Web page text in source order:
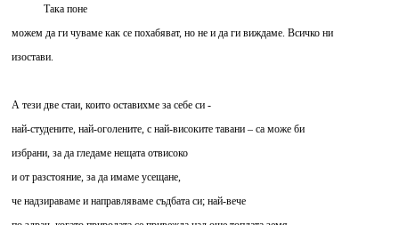
Така поне
можем да ги чуваме как се похабяват, но не и да ги виждаме. Всичко ни
изостави.
А тези две стаи, които оставихме за себе си -
най-студените, най-оголените, с най-високите тавани – са може би
избрани, за да гледаме нещата отвисоко
и от разстояние, за да имаме усещане,
че надзираваме и направляваме съдбата си; най-вече